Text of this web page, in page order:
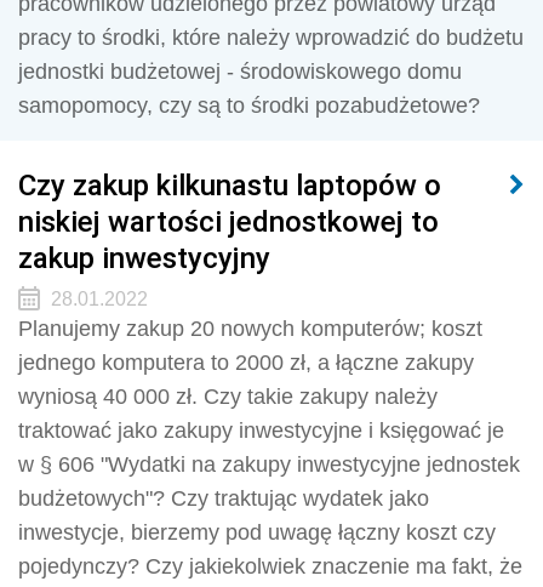
pracy to środki, które należy wprowadzić do budżetu
jednostki budżetowej - środowiskowego domu
samopomocy, czy są to środki pozabudżetowe?
Czy zakup kilkunastu laptopów o
niskiej wartości jednostkowej to
zakup inwestycyjny
28.01.2022
Planujemy zakup 20 nowych komputerów; koszt
jednego komputera to 2000 zł, a łączne zakupy
wyniosą 40 000 zł. Czy takie zakupy należy
traktować jako zakupy inwestycyjne i księgować je
w § 606 "Wydatki na zakupy inwestycyjne jednostek
budżetowych"? Czy traktując wydatek jako
inwestycje, bierzemy pod uwagę łączny koszt czy
pojedynczy? Czy jakiekolwiek znaczenie ma fakt, że